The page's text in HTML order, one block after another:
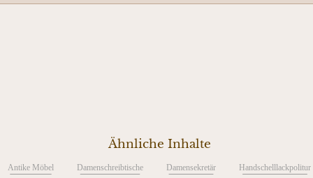
Ähnliche Inhalte
Antike Möbel Damenschreibtische Damensekretär
Handschelllackpolitur